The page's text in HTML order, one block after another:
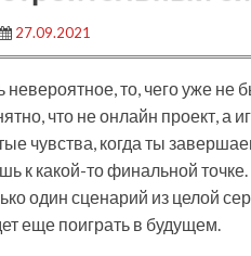
27.09.2021
невероятное, то, чего уже не
что не онлайн проект, а
чувства, когда ты
к какой-то финальной
один сценарий из целой
еще поиграть в будущем.